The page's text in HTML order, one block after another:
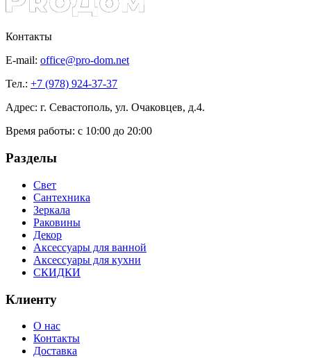
Контакты
E-mail: office@pro-dom.net
Тел.: +7 (978) 924-37-37
Адрес: г. Севастополь, ул. Очаковцев, д.4.
Время работы: с 10:00 до 20:00
Разделы
Свет
Сантехника
Зеркала
Раковины
Декор
Аксессуары для ванной
Аксессуары для кухни
СКИДКИ
Клиенту
О нас
Контакты
Доставка